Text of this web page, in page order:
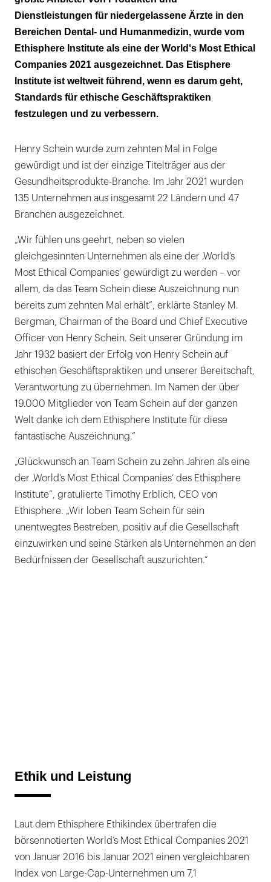
Methodik und Beurteilung
Ausgezeichnete Unternehmen
Dienstleistungen für niedergelassene Ärzte in den
Bereichen Dental- und Humanmedizin, wurde vom
Ethisphere Institute als eine der World‘s Most Ethical
Companies 2021 ausgezeichnet. Das Etisphere
Institute ist weltweit führend, wenn es darum geht,
Standards für ethische Geschäftspraktiken
festzulegen und zu verbessern.
Henry Schein wurde zum zehnten Mal in Folge
gewürdigt und ist der einzige Titelträger aus der
Gesundheitsprodukte-Branche. Im Jahr 2021 wurden
135 Unternehmen aus insgesamt 22 Ländern und 47
Branchen ausgezeichnet.
„Wir fühlen uns geehrt, neben so vielen
gleichgesinnten Unternehmen als eine der ‚World’s
Most Ethical Companies‘ gewürdigt zu werden – vor
allem, da das Team Schein diese Auszeichnung nun
bereits zum zehnten Mal erhält“, erklärte Stanley M.
Bergman, Chairman of the Board und Chief Executive
Officer von Henry Schein. Seit unserer Gründung im
Jahr 1932 basiert der Erfolg von Henry Schein auf
ethischen Geschäftspraktiken und unserer Bereitschaft,
Verantwortung zu übernehmen. Im Namen der über
19.000 Mitglieder von Team Schein auf der ganzen
Welt danke ich dem Ethisphere Institute für diese
fantastische Auszeichnung.“
„Glückwunsch an Team Schein zu zehn Jahren als eine
der ‚World’s Most Ethical Companies‘ des Ethisphere
Institute“, gratulierte Timothy Erblich, CEO von
Ethisphere. „Wir loben Team Schein für sein
unentwegtes Bestreben, positiv auf die Gesellschaft
einzuwirken und seine Stärken als Unternehmen an den
Bedürfnissen der Gesellschaft auszurichten.“
Ethik und Leistung
Laut dem Ethisphere Ethikindex übertrafen die
börsennotierten World’s Most Ethical Companies 2021
von Januar 2016 bis Januar 2021 einen vergleichbaren
Index von Large-Cap-Unternehmen um 7,1